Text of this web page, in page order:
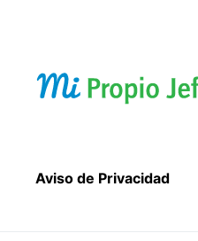
Aviso de Privacidad